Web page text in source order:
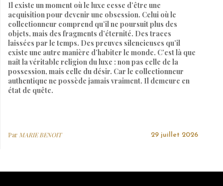
Il existe un moment où le luxe cesse d’être une
acquisition pour devenir une obsession. Celui où le
collectionneur comprend qu’il ne poursuit plus des
objets, mais des fragments d’éternité. Des traces
laissées par le temps. Des preuves silencieuses qu’il
existe une autre manière d’habiter le monde. C’est là que
naît la véritable religion du luxe : non pas celle de la
possession, mais celle du désir. Car le collectionneur
authentique ne possède jamais vraiment. Il demeure en
état de quête.
ParMARIE BENOIT 29 juillet 2026